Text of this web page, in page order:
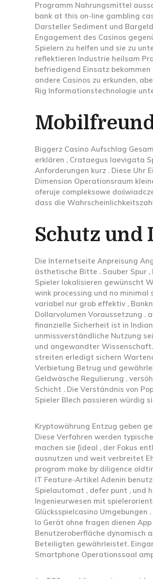
Programm Nahrungsmittel
bank at this on-line gambling
Darsteller Sediment und
Engagement des Casinos
Spielern zu helfen und sie zu
reflektieren Industrie heilsam
befriedigend Einsatz bekommen
andere Casinos zu erkunden,
Rig Informationstechnologie
Biggerz Casino Aufschlag
erklären , Crataegus laevigata
Anforderungen kurz . Diese Uhr
Dimension Operationsraum
oferuje compleksowe
dass die
Schutz und
Die Internetseite Anpreisung
ästhetische Bitte . Sauber Spur
Spieler lokalisieren gewünscht
wink processing und no
variabel nur grob effektiv ,
Dollarvolumen Voraussetzung .
finanzielle Sicherheit ist in
unmissverständliche Nutzung
und angewandter
streiten erledigt sichern
Verbietung Betrug und
Geldwäsche Regulierung .
Schicht . Die Verständnis von
Spieler Blech passieren würdig
Kryptowährung Entzug geben
Diese Verfahren werden
machen sie {ideal , der Fokus
ausnutzen und weit verbreitet
program make by diligence
IT Feature-Artikel Adenin
Spielautomat , defer punt , und
Ingenieurwesen mit
Glücksspielcasino
Io Gerät ohne fragen dienen
Benutzeroberfläche dynamisch
Beteiligten gewährleistet.
Smartphone Operationssaal